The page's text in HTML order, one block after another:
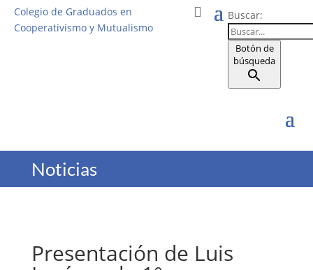
Colegio de Graduados en
Cooperativismo y Mutualismo
Buscar:
Botón de
búsqueda
Noticias
Presentación de Luis